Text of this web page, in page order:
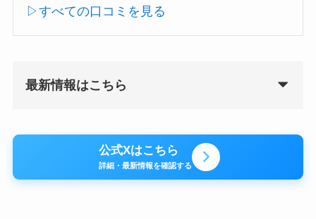
▷すべての口コミを見る
最新情報はこちら
公式Xはこちら
詳細・最新情報を確認する